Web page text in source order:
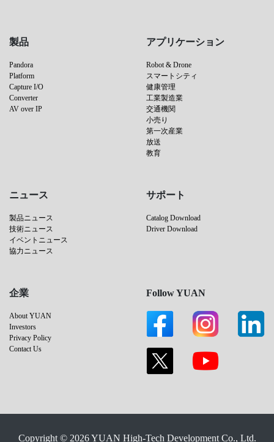
製品
Pandora
Platform
Capture I/O
Converter
AV over IP
アプリケーション
Robot & Drone
スマートシティ
健康管理
工業製造業
交通機関
小売り
第一次産業
放送
教育
ニュース
製品ニュース
技術ニュース
イベントニュース
協力ニュース
サポート
Catalog Download
Driver Download
企業
About YUAN
Investors
Privacy Policy
Contact Us
Follow YUAN
Copyright © 2026 YUAN High-Tech Development Co., Ltd.